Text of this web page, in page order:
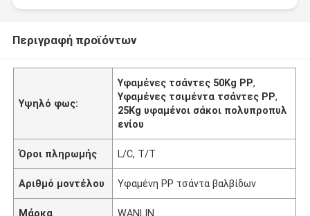
Περιγραφή προϊόντων
Υψηλό φως:
Υφαμένες τσάντες 50Kg PP,
Υφαμένες τσιμέντα τσάντες PP,
25Kg υφαμένοι σάκοι πολυπροπυλ
ενίου
Όροι πληρωμής L/C, T/T
Αριθμό μοντέλου Υφαμένη PP τσάντα βαλβίδων
Μάρκα WANLIN